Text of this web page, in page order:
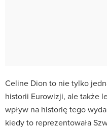
Celine Dion to nie tylko
historii Eurowizji, ale także
wpływ na historię tego
kiedy to reprezentowała